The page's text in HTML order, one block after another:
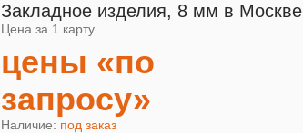
Закладное изделия, 8 мм в Москве
Цена за 1 карту
цены «по
запросу»
Наличие: под заказ